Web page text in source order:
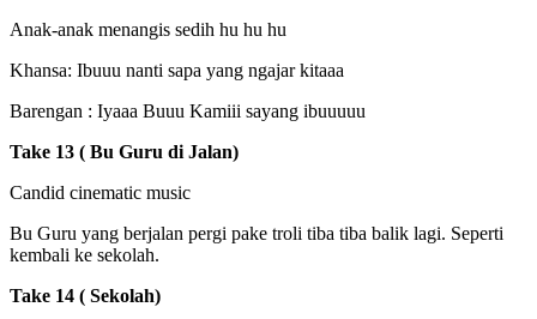
Anak-anak menangis sedih hu hu hu
Khansa: Ibuuu nanti sapa yang ngajar kitaaa
Barengan : Iyaaa Buuu Kamiii sayang ibuuuuu
Take 13 ( Bu Guru di Jalan)
Candid cinematic music
Bu Guru yang berjalan pergi pake troli tiba tiba balik lagi. Seperti
kembali ke sekolah.
Take 14 ( Sekolah)